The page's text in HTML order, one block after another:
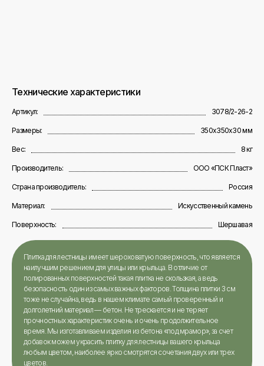
Технические характеристики
Артикул: 3078/2-26-2
Размеры: 350х350х30 мм
Вес: 8 кг
Производитель: ООО «ПСК Пласт»
Страна производитель: Россия
Материал: Искусственный камень
Поверхность: Шершавая
Плитка для лестницы имеет шероховатую поверхность, что является
наилучшим решением для улицы или крыльца. В отличие от
полированных поверхностей такая плитка не скользкая, а ведь
безопасность один из самых важных факторов. Толщина плитки 3 см
тоже не случайна, ведь в нашем климате самый проверенный и
долголетний материал — бетон. Не трескается и не теряет
прочностных характеристик очень и очень продолжительное
время. Мы изготавливаем изделия из бетона «под мрамор», за счет
добавок можем украсить плитку для лестницы вашего крыльца
любым цветом, наиболее ярко смотрятся сочетания двух или трех
цветов.